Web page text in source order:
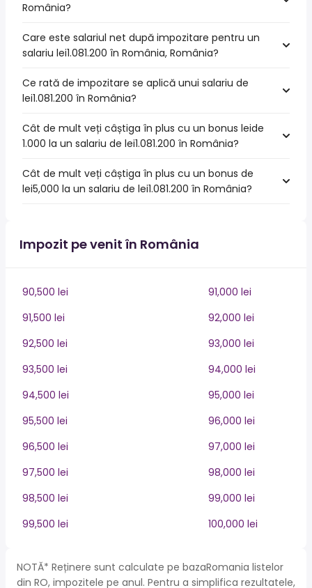
România?
Care este salariul net după impozitare pentru un
salariu lei1.081.200 în România, România?
Ce rată de impozitare se aplică unui salariu de
lei1.081.200 în România?
Cât de mult veți câștiga în plus cu un bonus leide
1.000 la un salariu de lei1.081.200 în România?
Cât de mult veți câștiga în plus cu un bonus de
lei5,000 la un salariu de lei1.081.200 în România?
Impozit pe venit în România
90,500 lei
91,000 lei
91,500 lei
92,000 lei
92,500 lei
93,000 lei
93,500 lei
94,000 lei
94,500 lei
95,000 lei
95,500 lei
96,000 lei
96,500 lei
97,000 lei
97,500 lei
98,000 lei
98,500 lei
99,000 lei
99,500 lei
100,000 lei
NOTĂ* Reținere sunt calculate pe bazaRomania listelor
din RO, impozitele pe anul. Pentru a simplifica rezultatele,